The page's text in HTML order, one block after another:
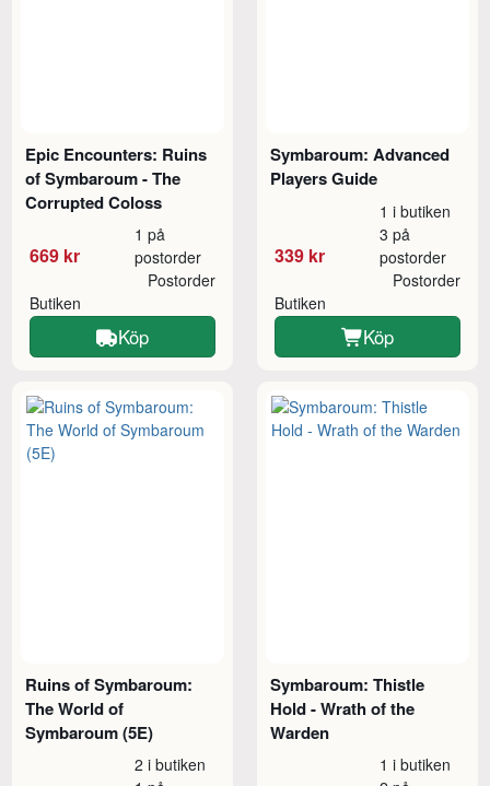
Epic Encounters: Ruins
of Symbaroum - The
Corrupted Coloss
669 kr
1 på
postorder
Butiken
Postorder
Köp
Symbaroum: Advanced
Players Guide
339 kr
1 i butiken
3 på
postorder
Butiken
Postorder
Köp
Ruins of Symbaroum:
The World of
Symbaroum (5E)
2 i butiken
Symbaroum: Thistle
Hold - Wrath of the
Warden
1 i butiken